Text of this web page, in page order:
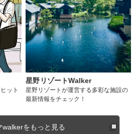
ット
星野リゾートWalker
星野リゾートが運営する多彩な施設の
最新情報をチェック！
walkerをもっと見る